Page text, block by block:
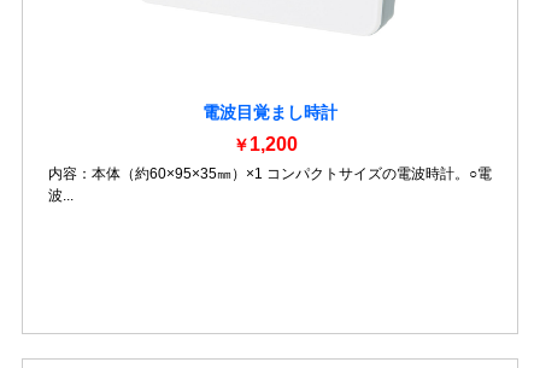
電波目覚まし時計
￥ 1,200
内容：本体（約60×95×35㎜）×1 コンパクトサイズの電波時計。○電
波...